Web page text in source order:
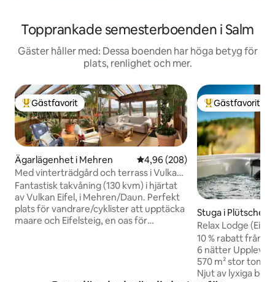
Topprankade semesterboenden i Salm
Gäster håller med: Dessa boenden har höga betyg för
plats, renlighet och mer.
Populär gästfavorit
Gästfavorit
Ägarlägenhet i Mehren 4,96 av 5 i genomsnittligt
4,96 (208)
Med vinterträdgård och terrass i Vulkan-
Eifel
Fantastisk takvåning (130 kvm) i hjärtat
av Vulkan Eifel, i Mehren/Daun. Perfekt
plats för vandrare/cyklister att upptäcka
maare och Eifelsteig, en oas för
trädgårdsmöbler. Utsikt över orten och
Populär
Gästfavorit
Stuga i Plütscheid
Relax Lodge (Eifel)
10 % rabatt från
6 nätter Upplev vår Relax Lodge på en
570 m² stor tomt,
Njut av lyxiga